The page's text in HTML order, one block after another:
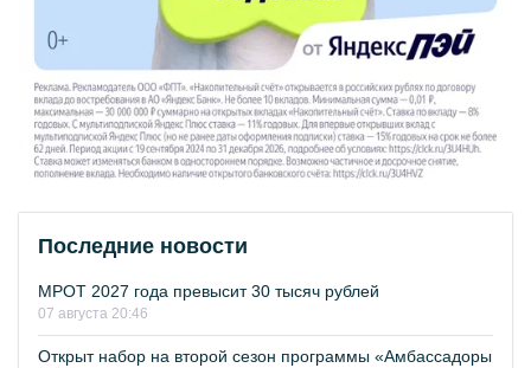
Последние новости
МРОТ 2027 года превысит 30 тысяч рублей
07 августа 20:46
Открыт набор на второй сезон программы «Амбассадоры